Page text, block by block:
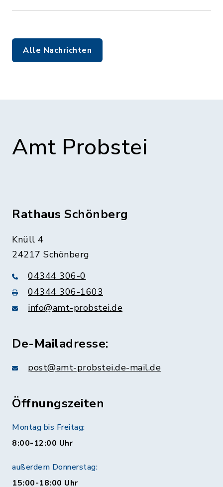
Alle Nachrichten
Amt Probstei
Rathaus Schönberg
Knüll 4
24217 Schönberg
04344 306-0
04344 306-1603
info@amt-probstei.de
De-Mailadresse:
post@amt-probstei.de-mail.de
Öffnungszeiten
Montag bis Freitag:
8:00-12:00 Uhr
außerdem Donnerstag:
15:00-18:00 Uhr